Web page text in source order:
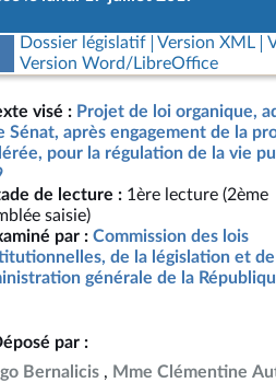
Dossier législatif Version XML
Version Word/LibreOffice
visé : Projet de loi organique,
Sénat, après engagement de la
pour la régulation de la vie
de lecture : 1ère lecture (2ème
saisie)
par : Commission des lois
de la législation et de
générale de la
par :
Bernalicis
Mme Clémentine